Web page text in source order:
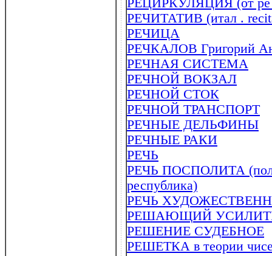
РЕЦИРКУЛЯЦИЯ (от ре
РЕЧИТАТИВ (итал .
РЕЧИЦА
РЕЧКАЛОВ Григорий
РЕЧНАЯ СИСТЕМА
РЕЧНОЙ ВОКЗАЛ
РЕЧНОЙ СТОК
РЕЧНОЙ ТРАНСПОРТ
РЕЧНЫЕ ДЕЛЬФИНЫ
РЕЧНЫЕ РАКИ
РЕЧЬ
РЕЧЬ ПОСПОЛИТА
республика)
РЕЧЬ
РЕШАЮЩИЙ
РЕШЕНИЕ СУДЕБНОЕ
РЕШЕТКА в теории